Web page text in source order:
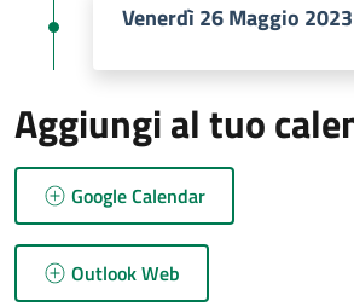
Venerdì 26 Maggio
Aggiungi al tuo
Google Calendar
Outlook Web